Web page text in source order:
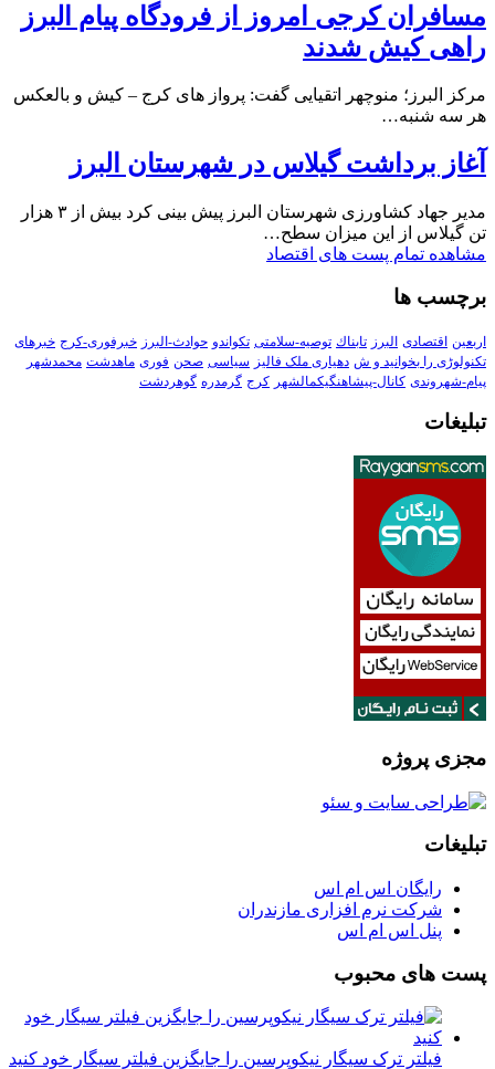
مسافران کرجی امروز از فرودگاه پیام البرز
راهی کیش شدند
مرکز البرز؛ منوچهر اتقیایی گفت: پرواز های کرج – کیش و بالعکس
هر سه شنبه…
آغاز برداشت گیلاس در شهرستان البرز
مدیر جهاد کشاورزی شهرستان البرز پیش بینی کرد بیش از ۳ هزار
تن گیلاس از این میزان سطح…
مشاهده تمام پست های اقتصاد
برچسب ها
اربعین اقتصادی البرز تابناك توصیه-سلامتی تکواندو حوادث-البرز خبرفوری-کرج خبرهای
تکنولوڑی را بخوانید و ش دهیاری ملک فالیز سیاسی صحن فوری ماهدشت محمدشهر
پیام-شهروندی کانال-پیشاهنگیکمالشهر کرج گرمدره گوهردشت
تبلیغات
مجزی پروژه
تبلیغات
رایگان اس ام اس
شرکت نرم افزاری مازندران
پنل اس ام اس
پست های محبوب
فیلتر ترک سیگار نیکوپرسین را جایگزین فیلتر سیگار خود کنید